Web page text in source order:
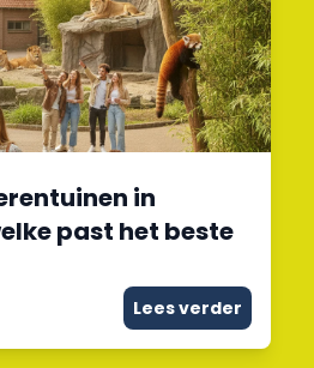
in
past het beste
Lees verder